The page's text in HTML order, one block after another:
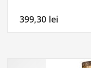
399,30 lei